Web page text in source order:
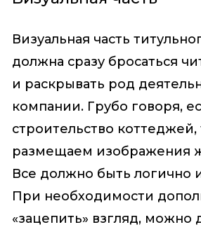
Визуальная часть
должна сразу бросаться
и раскрывать род
компании. Грубо говоря,
строительство
размещаем изображения
Все должно быть логично
При необходимости
«зацепить» взгляд, можно